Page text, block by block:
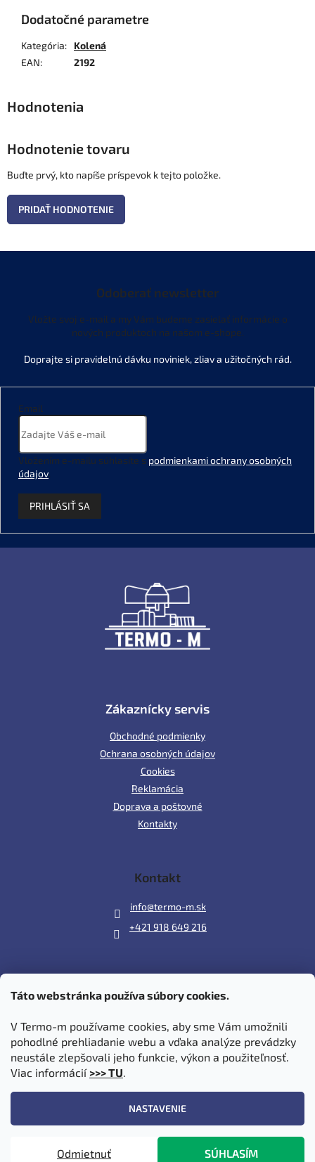
Táto webstránka používa súbory cookies.
V Termo-m používame cookies, aby sme Vám umožnili
pohodlné prehliadanie webu a vďaka analýze prevádzky
neustále zlepšovali jeho funkcie, výkon a použiteľnosť.
Viac informácií >>> TU.
NASTAVENIE
Odmietnuť SÚHLASÍM
Dodatočné parametre
Kategória:
Kolená
EAN: 2192
Hodnotenie tovaru
Buďte prvý, kto napíše príspevok k tejto položke.
PRIDAŤ HODNOTENIE
Odoberať newsletter
Vložte svoj e-mail a my Vám budeme zasielať informácie o
nových produktoch na našom e-shope.
Email
Vložením e-mailu súhlasíte s podmienkami ochrany osobných
údajov.
PRIHLÁSIŤ SA
Zákaznícky servis
Obchodné podmienky
Ochrana osobných údajov
Cookies
Reklamácia
Doprava a poštovné
Kontakty
Kontakt
info@termo-m.sk
+421 918 649 216
Prijímame online platby
. Všetky práva vyhradené.